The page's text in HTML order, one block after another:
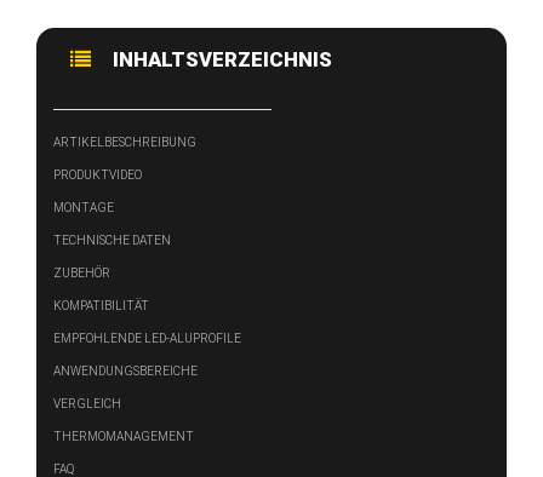
INHALTSVERZEICHNIS
ARTIKELBESCHREIBUNG
PRODUKTVIDEO
MONTAGE
TECHNISCHE DATEN
ZUBEHÖR
KOMPATIBILITÄT
EMPFOHLENDE LED-ALUPROFILE
ANWENDUNGSBEREICHE
VERGLEICH
THERMOMANAGEMENT
FAQ